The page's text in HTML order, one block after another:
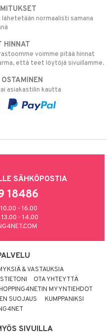
normaalisti samana
HINNAT
voimme pitää hinnat
että teet löytöjä sivuillamme.
asiakastilin kautta
SÄHKÖPOSTIA
18486
- 16.00
13.00 - 14.00
& VASTAUKSIA
OTA YHTEYTTÄ
MYYNTIEHDOT
SUOJAUS
KUMPPANIKSI
SIVUILLA